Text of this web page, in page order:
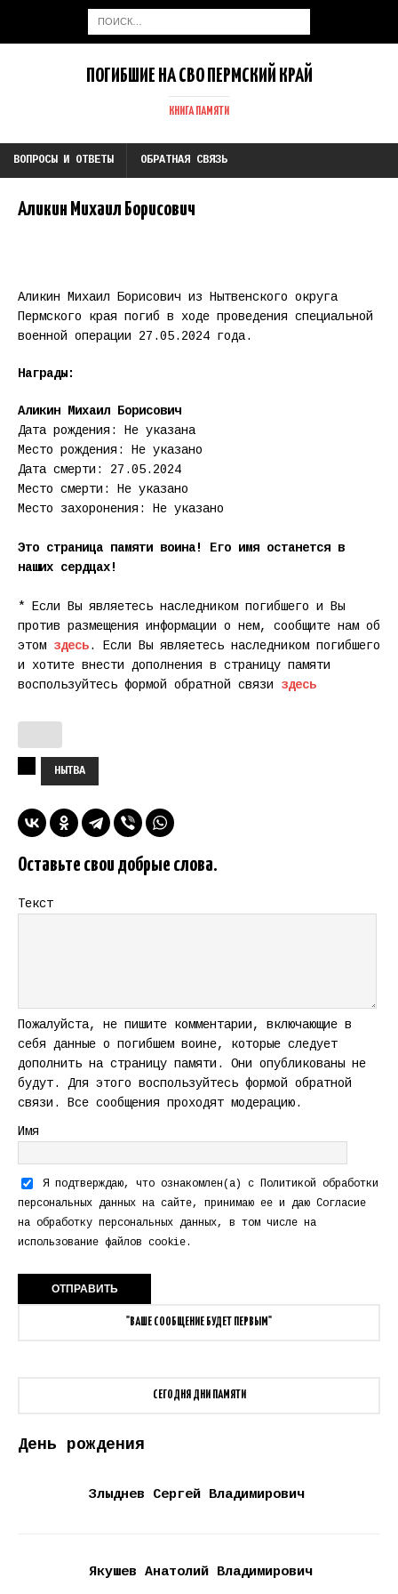
ПОГИБШИЕ НА СВО ПЕРМСКИЙ КРАЙ
КНИГА ПАМЯТИ
ВОПРОСЫ И ОТВЕТЫ ОБРАТНАЯ СВЯЗЬ
Аликин Михаил Борисович
Аликин Михаил Борисович из Нытвенского округа
Пермского края погиб в ходе проведения специальной
военной операции 27.05.2024 года.
Награды:
Аликин Михаил Борисович
Дата рождения: Не указана
Место рождения: Не указано
Дата смерти: 27.05.2024
Место смерти: Не указано
Место захоронения: Не указано
Это страница памяти воина! Его имя останется в
наших сердцах!
* Если Вы являетесь наследником погибшего и Вы
против размещения информации о нем, сообщите нам об
этом здесь. Если Вы являетесь наследником погибшего
и хотите внести дополнения в страницу памяти
воспользуйтесь формой обратной связи здесь
НЫТВА
Оставьте свои добрые слова.
Текст
Пожалуйста, не пишите комментарии, включающие в
себя данные о погибшем воине, которые следует
дополнить на страницу памяти. Они опубликованы не
будут. Для этого воспользуйтесь формой обратной
связи. Все сообщения проходят модерацию.
Имя
Я подтверждаю, что ознакомлен(а) с Политикой обработки
персональных данных на сайте, принимаю ее и даю Согласие
на обработку персональных данных, в том числе на
использование файлов cookie.
"ВАШЕ СООБЩЕНИЕ БУДЕТ ПЕРВЫМ"
СЕГОДНЯ ДНИ ПАМЯТИ
День рождения
Злыднев Сергей Владимирович
Якушев Анатолий Владимирович